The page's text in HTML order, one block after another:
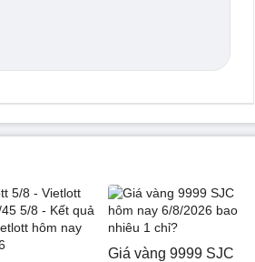
Giá vàng 9999 SJC